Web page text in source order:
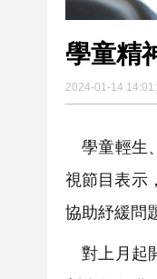
學童精
2024-01-14
學童輕生
視節目表示
協助紓緩問
對上月起